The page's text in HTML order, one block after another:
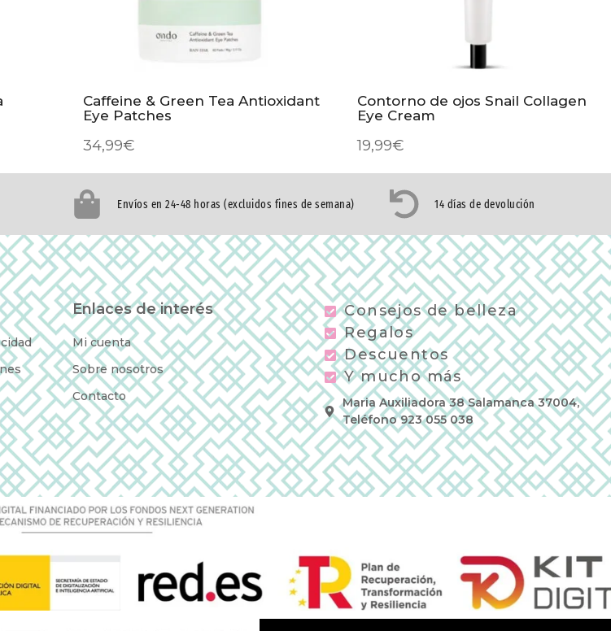
Caffeine & Green Tea Antioxidant
Eye Patches
34,99€
Contorno de ojos Snail Collagen
Eye Cream
19,99€
Envíos en 24-48 horas (excluidos fines de semana) 14 días de devolución
Enlaces de interés
Mi cuenta
Sobre nosotros
Contacto
Consejos de belleza
Regalos
Descuentos
Y mucho más
Maria Auxiliadora 38 Salamanca 37004,
Teléfono 923 055 038